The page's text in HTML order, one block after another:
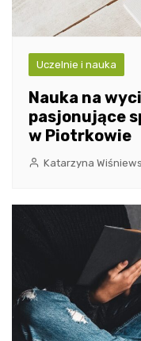
Uczelnie i nauka
Nauka na
pasjonujące
w Piotrkowie
Katarzyna